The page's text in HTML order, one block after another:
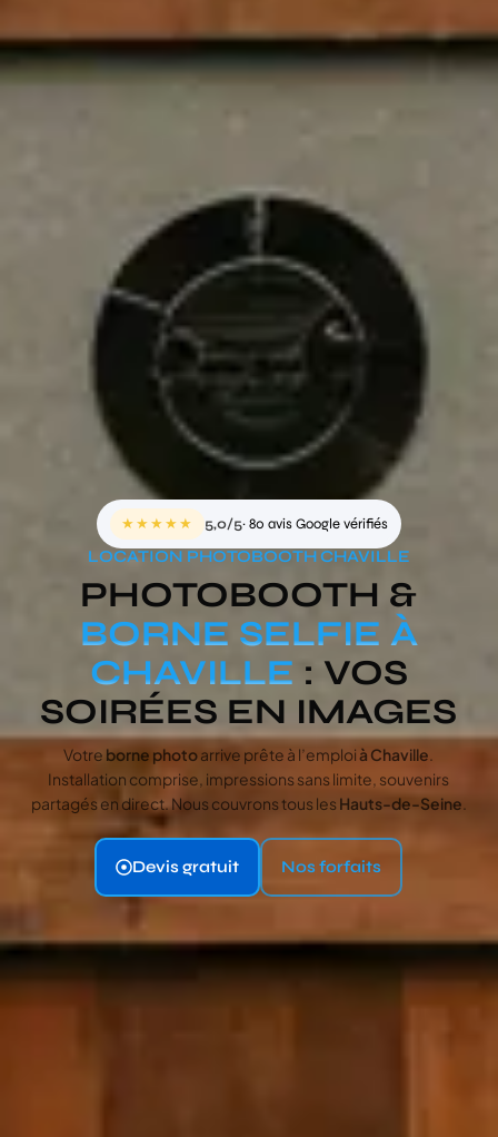
★★★★★ 5,0/5· 80 avis Google vérifiés
LOCATION PHOTOBOOTH CHAVILLE
PHOTOBOOTH &
BORNE SELFIE À
CHAVILLE : VOS
SOIRÉES EN IMAGES
Votre borne photoarrive prête à l’emploià Chaville
Installation comprise, impressions sans limite, souvenirs
partagés en direct. Nous couvrons tous les Hauts-de-Seine
Devis gratuit Nos forfaits